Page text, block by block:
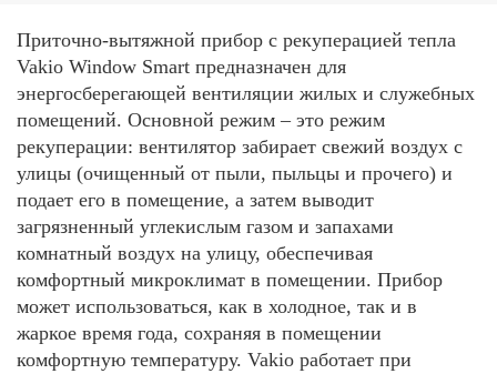
Приточно-вытяжной прибор с рекуперацией тепла
Vakio Window Smart предназначен для
энергосберегающей вентиляции жилых и служебных
помещений. Основной режим – это режим
рекуперации: вентилятор забирает свежий воздух с
улицы (очищенный от пыли, пыльцы и прочего) и
подает его в помещение, а затем выводит
загрязненный углекислым газом и запахами
комнатный воздух на улицу, обеспечивая
комфортный микроклимат в помещении. Прибор
может использоваться, как в холодное, так и в
жаркое время года, сохраняя в помещении
комфортную температуру. Vakio работает при